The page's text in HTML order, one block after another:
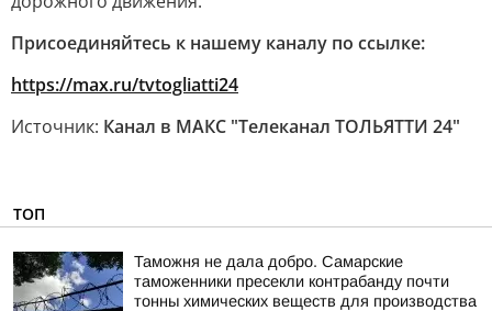
Присоединяйтесь к нашему каналу по ссылке:
https://max.ru/tvtogliatti24
Источник: Канал в МАКС "Телеканал ТОЛЬЯТТИ 24"
ТОП
Таможня не дала добро. Самарские
таможенники пресекли контрабанду почти
тонны химических веществ для производства